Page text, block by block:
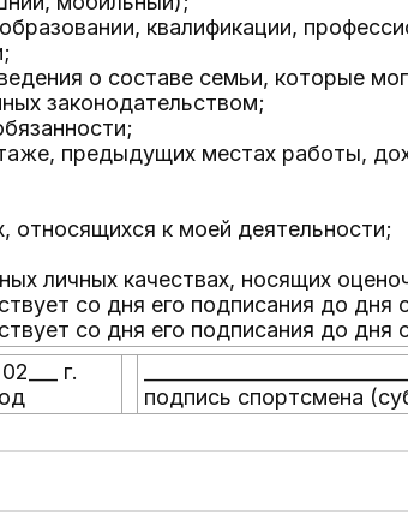
квалификации,
о составе семьи, которые
законодательством;
предыдущих местах работы,
относящихся к моей деятельности;
личных качествах, носящих
со дня его подписания до дня
со дня его подписания до дня
г.
подпись спортсмена